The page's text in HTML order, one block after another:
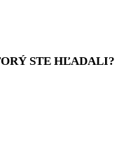
STE HĽADALI?